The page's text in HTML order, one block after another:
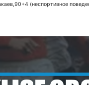
(неспортивное